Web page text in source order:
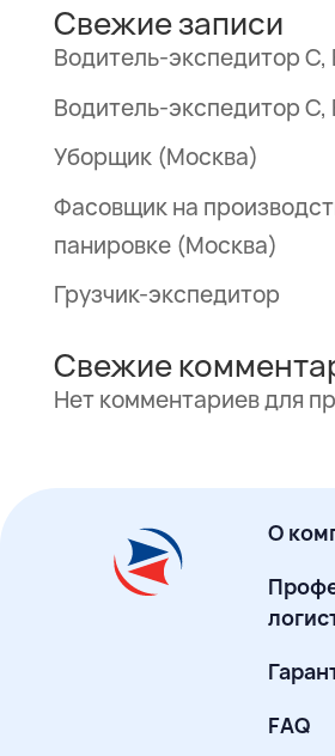
Свежие записи
Водитель-экспедитор С,
Водитель-экспедитор С,
Уборщик (Москва)
Фасовщик на
панировке (Москва)
Грузчик-экспедитор
Свежие
Нет комментариев для
О
FAQ